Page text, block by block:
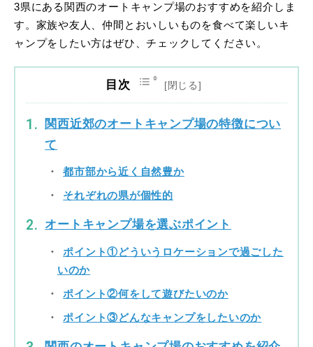
3県にある関西のオートキャンプ場のおすすめを紹介しま
す。家族や友人、仲間とおいしいものを食べて楽しいキ
ャンプをしたい方はぜひ、チェックしてください。
目次
関西近郊のオートキャンプ場の特徴につい
て
都市部から近く自然豊か
それぞれの県が個性的
オートキャンプ場を選ぶポイント
ポイント①どういうロケーションで過ごした
いのか
ポイント②何をして遊びたいのか
ポイント③どんなキャンプをしたいのか